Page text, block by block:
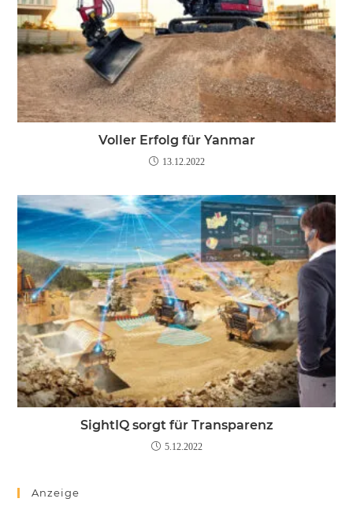
Voller Erfolg für Yanmar
13.12.2022
SightIQ sorgt für Transparenz
5.12.2022
Anzeige